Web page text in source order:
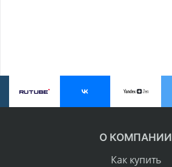
О КОМПАНИИ
Как купить